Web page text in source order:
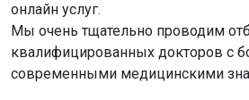
онлайн услуг.
Мы очень тщательно проводим
квалифицированных докторов с
современными медицинскими